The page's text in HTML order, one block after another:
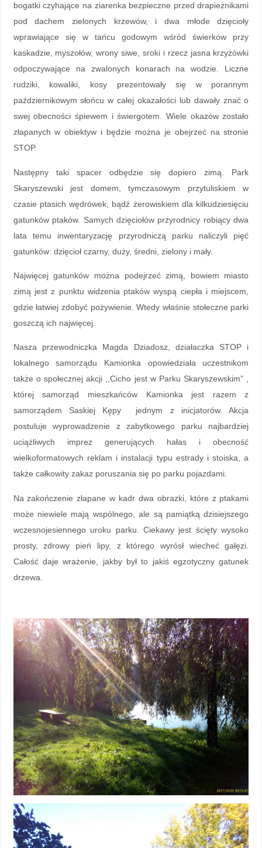
bogatki czyhające na ziarenka bezpieczne przed drapieżnikami
pod dachem zielonych krzewów, i dwa młode dzięcioły
wprawiające się w tańcu godowym wśród świerków przy
kaskadzie, myszołów, wrony siwe, sroki i rzecz jasna krzyżówki
odpoczywające na zwalonych konarach na wodzie. Liczne
rudziki, kowaliki, kosy prezentowały się w porannym
październikowym słońcu w całej okazałości lub dawały znać o
swej obecności śpiewem i świergotem. Wiele okazów zostało
złapanych w obiektyw i będzie można je obejrzeć na stronie
STOP.
Następny taki spacer odbędzie się dopiero zimą. Park
Skaryszewski jest domem, tymczasowym przytuliskiem w
czasie ptasich wędrówek, bądź żerowiskiem dla kilkudziesięciu
gatunków ptaków. Samych dzięciołów przyrodnicy robiący dwa
lata temu inwentaryzację przyrodniczą parku naliczyli pięć
gatunków: dzięcioł czarny, duży, średni, zielony i mały.
Najwięcej gatunków można podejrzeć zimą, bowiem miasto
zimą jest z punktu widzenia ptaków wyspą ciepła i miejscem,
gdzie łatwiej zdobyć pożywienie. Wtedy właśnie stołeczne parki
goszczą ich najwięcej.
Nasza przewodniczka Magda Dziadosz, działaczka STOP i
lokalnego samorządu Kamionka opowiedziała uczestnikom
także o społecznej akcji ,,Cicho jest w Parku Skaryszewskim” ,
której samorząd mieszkańców Kamionka jest razem z
samorządem Saskiej Kępy jednym z inicjatorów. Akcja
postuluje wyprowadzenie z zabytkowego parku najbardziej
uciążliwych imprez generujących hałas i obecność
wielkoformatowych reklam i instalacji typu estrady i stoiska, a
także całkowity zakaz poruszania się po parku pojazdami.
Na zakończenie złapane w kadr dwa obrazki, które z ptakami
może niewiele mają wspólnego, ale są pamiątką dzisiejszego
wczesnojesiennego uroku parku. Ciekawy jest ścięty wysoko
prosty, zdrowy pień lipy, z którego wyrósł wiecheć gałęzi.
Całość daje wrażenie, jakby był to jakiś egzotyczny gatunek
drzewa.